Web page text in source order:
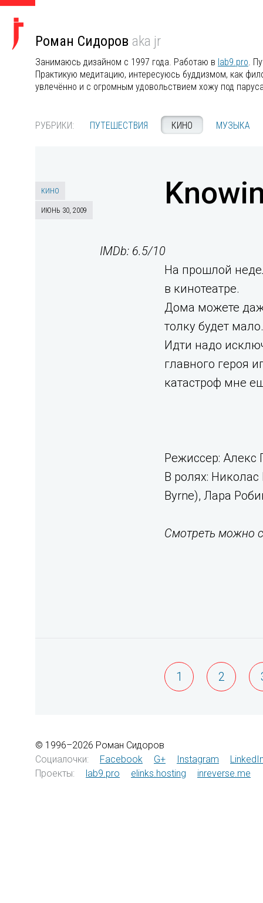
Роман Сидоров aka jr
Занимаюсь дизайном с 1997 года. Работаю в lab9.pro.
Практикую медитацию, интересуюсь буддизмом, как
увлечённо и с огромным удовольствием хожу под
РУБРИКИ: ПУТЕШЕСТВИЯ КИНО МУЗЫКА
КИНО
ИЮНЬ 30, 2009
IMDb: 6.5/10
На прошлой
в кинотеатре.
Дома можете
толку будет мало.
Идти надо
главного героя
катастроф мне
Режиссер: Алекс
В ролях:
Byrne), Лара
Смотреть можно
1 2
© 1996–2026 Роман Сидоров
Социалочки:
Facebook G+ Instagram
Проекты:
lab9.pro elinks.hosting inreverse.me